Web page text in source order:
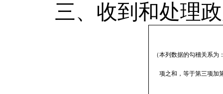
三、收到和处理
（本列数据的勾稽关系为
项之和，等于第三项加